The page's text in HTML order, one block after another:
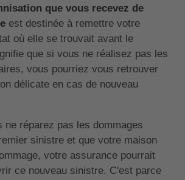
que vous recevez de
est destinée à remettre votre
où elle se trouvait avant le
que si vous ne réalisez pas les
vous pourriez vous retrouver
délicate en cas de nouveau
ne réparez pas les dommages
sinistre et que votre maison
votre assurance pourrait
ce nouveau sinistre. C'est parce